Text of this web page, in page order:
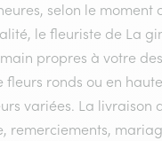
selon le
le fleuriste de La
propres à votre
fleurs ronds ou en
variées. La livraison
remerciements,